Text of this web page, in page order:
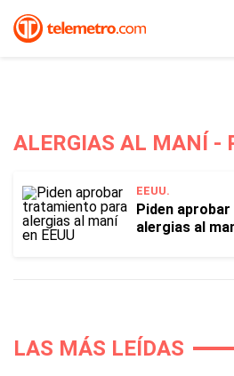
ALERGIAS AL MANÍ -
EEUU.
Piden
alergias al
LAS MÁS LEÍDAS